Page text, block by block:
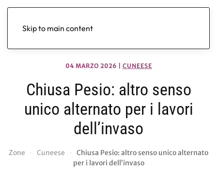
Skip to main content
04 MARZO 2026 CUNEESE
Chiusa Pesio: altro senso
unico alternato per i lavori
dell’invaso
Zone Cuneese
Chiusa Pesio: altro senso unico alternato
per i lavori dell’invaso